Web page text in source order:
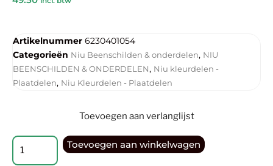
Artikelnummer 6230401054
Categorieën Niu Beenschilden & onderdelen, NIU
BEENSCHILDEN & ONDERDELEN, Niu kleurdelen -
Plaatdelen, Niu Kleurdelen - Plaatdelen
Toevoegen aan verlanglijst
Toevoegen aan winkelwagen